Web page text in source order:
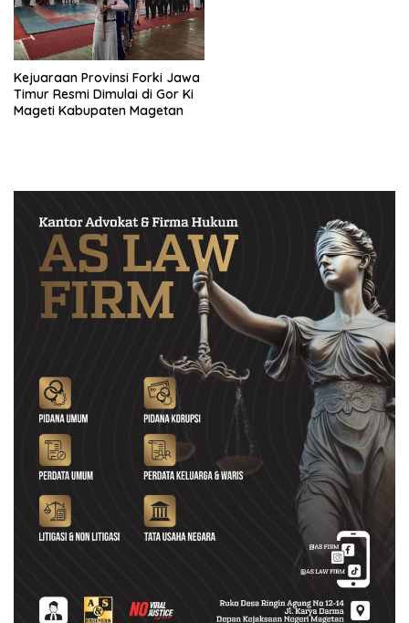
Kejuaraan Provinsi Forki Jawa
Timur Resmi Dimulai di Gor Ki
Mageti Kabupaten Magetan